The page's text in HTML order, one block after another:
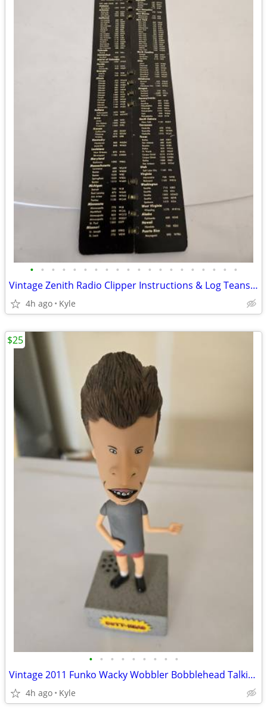
• • • • • • • • • • • • • • • • • • • •
Vintage Zenith Radio Clipper Instructions & Log Teans-Oceanic Portable
4h ago Kyle
• • • • • • • • •
Vintage 2011 Funko Wacky Wobbler Bobblehead Talking Butt -Head Figuri
4h ago Kyle
$25